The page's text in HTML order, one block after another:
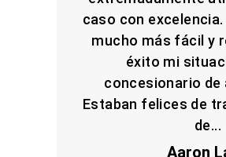
caso con
mucho más fácil y
éxito mi
concesionario de
Estaban felices de
de...
Aaron